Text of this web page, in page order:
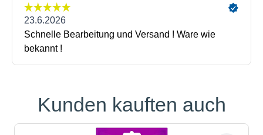
Produktgalerie überspringen
Kunden kauften auch